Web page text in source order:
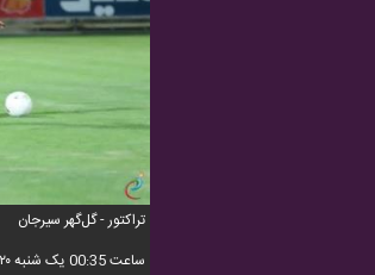
تراکتور - گل‌گهر سیرجان
ساعت 00:35 یک شنبه ۲۰ تیر ۱۴۰۰